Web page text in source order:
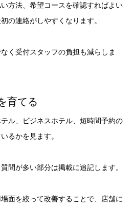
方法、希望コースを確認すればよい
の連絡がしやすくなります。
く受付スタッフの負担も減らしま
育てる
ル、ビジネスホテル、短時間予約の
るかを見ます。
問が多い部分は掲載に追記します。
面を絞って改善することで、店舗に